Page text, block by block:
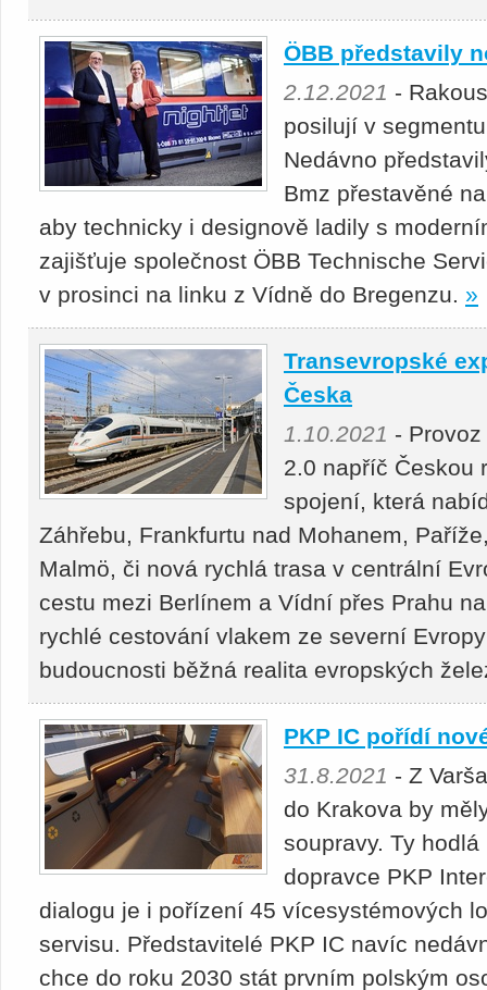
ÖBB představily
2.12.2021 -
posilují v
Nedávno
Bmz přestavěné
aby technicky i designově ladily s
zajišťuje společnost ÖBB Technische
v prosinci na linku z Vídně do Bregenzu. »
Transevropské
Česka
1.10.2021 -
2.0 napříč Českou
spojení, která
Záhřebu, Frankfurtu nad Mohanem,
Malmö, či nová rychlá trasa v centrální
cestu mezi Berlínem a Vídní přes Prahu
rychlé cestování vlakem ze severní
budoucnosti běžná realita evropských
PKP IC pořídí
31.8.2021 - Z
do Krakova by
soupravy. Ty
dopravce PKP
dialogu je i pořízení 45 vícesystémových
servisu. Představitelé PKP IC navíc
chce do roku 2030 stát prvním polským